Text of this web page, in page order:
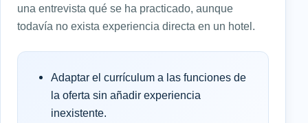
una entrevista qué se ha practicado, aunque
todavía no exista experiencia directa en un hotel.
Adaptar el currículum a las funciones de
la oferta sin añadir experiencia
inexistente.